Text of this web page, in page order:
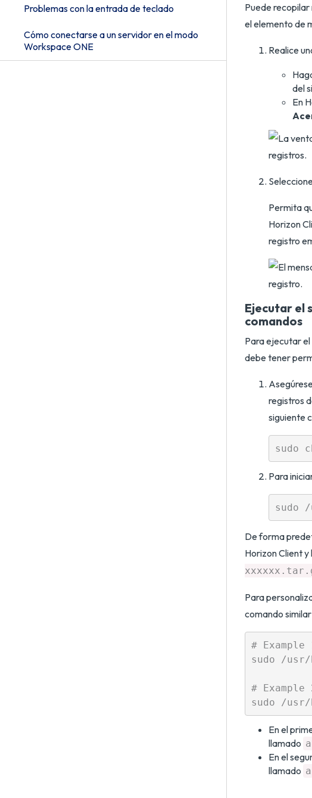
Problemas con la entrada de teclado
Cómo conectarse a un servidor en el modo
Workspace ONE
Puede
el elemento de
Realice
del
En
Permita
Horizon
registro
Ejecutar el
comandos
Para ejecutar
debe tener
registros
siguiente
Para
De forma
Horizon Client
Para
comando
# Example
sudo /
# Example
En el
llamado
En el
llamado